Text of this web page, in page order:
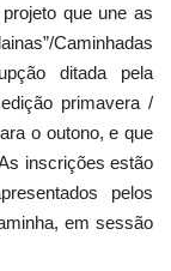
que une as
Caminhadas
ditada pela
primavera /
o outono, e que
inscrições estão
pelos
em sessão